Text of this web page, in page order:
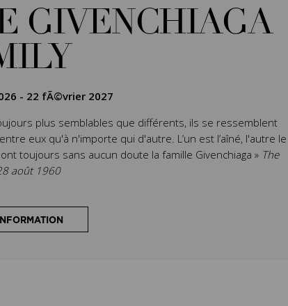
GIVENCHIAGA
- 22 fÃ©vrier 2027
plus semblables que différents, ils se ressemblent
eux qu'à n'importe qui d'autre. L’un est l’aîné, l'autre le
toujours sans aucun doute la famille Givenchiaga » The
août 1960